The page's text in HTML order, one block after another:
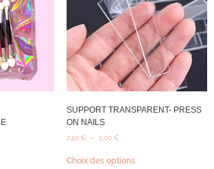
SUPPORT TRANSPARENT- PRESS
ON NAILS
2,50 € – 5,00 €
Choix des options